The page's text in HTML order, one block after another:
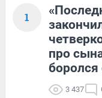
1
про
боролся
3 437